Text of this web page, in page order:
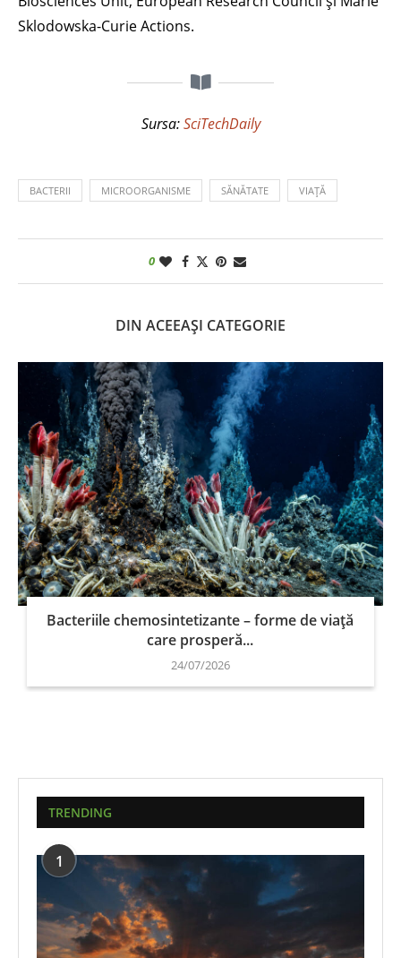
Sklodowska-Curie Actions.
Sursa:SciTechDaily
BACTERII MICROORGANISME SĂNĂTATE VIAȚĂ
0
DIN ACEEAȘI CATEGORIE
Bacteriile chemosintetizante – forme de viață
care prosperă...
24/07/2026
TRENDING
1